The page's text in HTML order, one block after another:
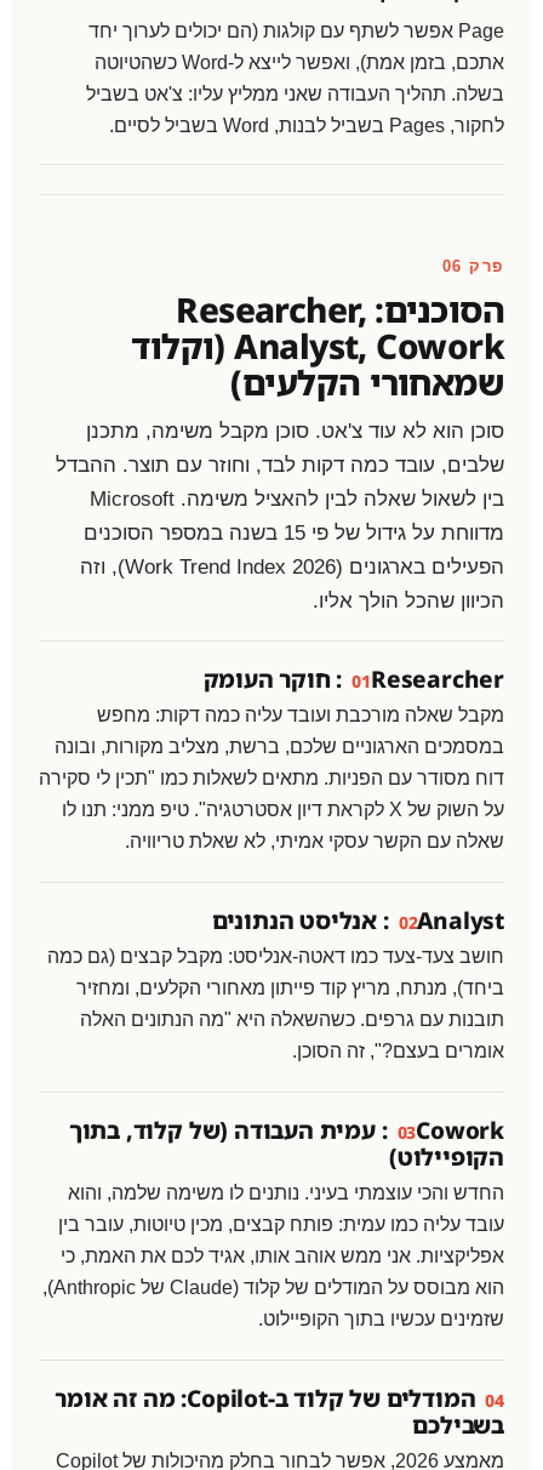
Page אפשר לשתף עם קולגות (הם יכולים לערוך יחד
אתכם, בזמן אמת), ואפשר לייצא ל-Word כשהטיוטה
בשלה. תהליך העבודה שאני ממליץ עליו: צ'אט בשביל
לחקור, Pages בשביל לבנות, Word בשביל לסיים.
פרק 06
הסוכנים: Researcher,
Analyst, Cowork (וקלוד
שמאחורי הקלעים)
סוכן הוא לא עוד צ'אט. סוכן מקבל משימה, מתכנן
שלבים, עובד כמה דקות לבד, וחוזר עם תוצר. ההבדל
בין לשאול שאלה לבין להאציל משימה. Microsoft
מדווחת על גידול של פי 15 בשנה במספר הסוכנים
הפעילים בארגונים (Work Trend Index 2026), וזה
הכיוון שהכל הולך אליו.
01Researcher: חוקר העומק
מקבל שאלה מורכבת ועובד עליה כמה דקות: מחפש
במסמכים הארגוניים שלכם, ברשת, מצליב מקורות, ובונה
דוח מסודר עם הפניות. מתאים לשאלות כמו "תכין לי סקירה
על השוק של X לקראת דיון אסטרטגיה". טיפ ממני: תנו לו
שאלה עם הקשר עסקי אמיתי, לא שאלת טריוויה.
02Analyst: אנליסט הנתונים
חושב צעד-צעד כמו דאטה-אנליסט: מקבל קבצים (גם כמה
ביחד), מנתח, מריץ קוד פייתון מאחורי הקלעים, ומחזיר
תובנות עם גרפים. כשהשאלה היא "מה הנתונים האלה
אומרים בעצם?", זה הסוכן.
03 Cowork: עמית העבודה (של קלוד, בתוך
הקופיילוט)
החדש והכי עוצמתי בעיני. נותנים לו משימה שלמה, והוא
עובד עליה כמו עמית: פותח קבצים, מכין טיוטות, עובר בין
אפליקציות. אני ממש אוהב אותו, אגיד לכם את האמת, כי
הוא מבוסס על המודלים של קלוד (Claude של Anthropic),
שזמינים עכשיו בתוך הקופיילוט.
04
המודלים של קלוד ב-Copilot: מה זה אומר
בשבילכם
מאמצע 2026, אפשר לבחור בחלק מהיכולות של Copilot